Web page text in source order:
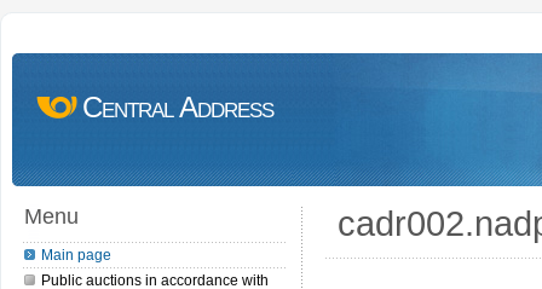
Central Address
Menu
Main page
Public auctions in accordance with